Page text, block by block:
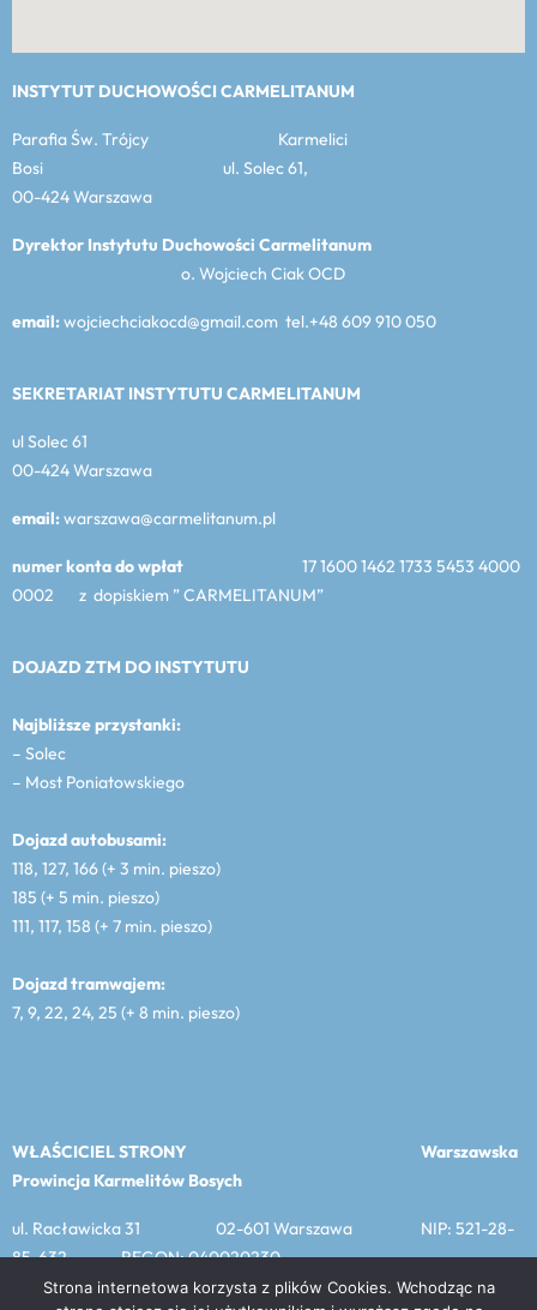
INSTYTUT DUCHOWOŚCI CARMELITANUM
Parafia Św. Trójcy Karmelici
Bosi ul. Solec 61,
00-424 Warszawa
Dyrektor Instytutu Duchowości Carmelitanum
o. Wojciech Ciak OCD
email:wojciechciakocd@gmail.com tel.+48 609 910 050
SEKRETARIAT INSTYTUTU CARMELITANUM
ul Solec 61
00-424 Warszawa
email:warszawa@carmelitanum.pl
numer konta do wpłat 17 1600 1462 1733 5453 4000
0002 z dopiskiem ” CARMELITANUM”
DOJAZD ZTM DO INSTYTUTU
Najbliższe przystanki:
– Solec
– Most Poniatowskiego
Dojazd autobusami:
118, 127, 166 (+ 3 min. pieszo)
185 (+ 5 min. pieszo)
111, 117, 158 (+ 7 min. pieszo)
Dojazd tramwajem:
7, 9, 22, 24, 25 (+ 8 min. pieszo)
WŁAŚCICIEL STRONY Warszawska
Prowincja Karmelitów Bosych
ul. Racławicka 31 02-601 Warszawa NIP: 521-28-
85-632 REGON: 040020230
Strona internetowa korzysta z plików Cookies. Wchodząc na